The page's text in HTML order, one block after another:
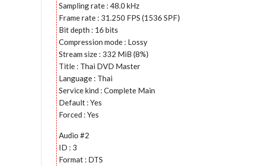
Sampling rate : 48.0 kHz
Frame rate : 31.250 FPS (1536 SPF)
Bit depth : 16 bits
Compression mode : Lossy
Stream size : 332 MiB (8%)
Title : Thai DVD Master
Language : Thai
Service kind : Complete Main
Default : Yes
Forced : Yes
Audio #2
ID : 3
Format : DTS